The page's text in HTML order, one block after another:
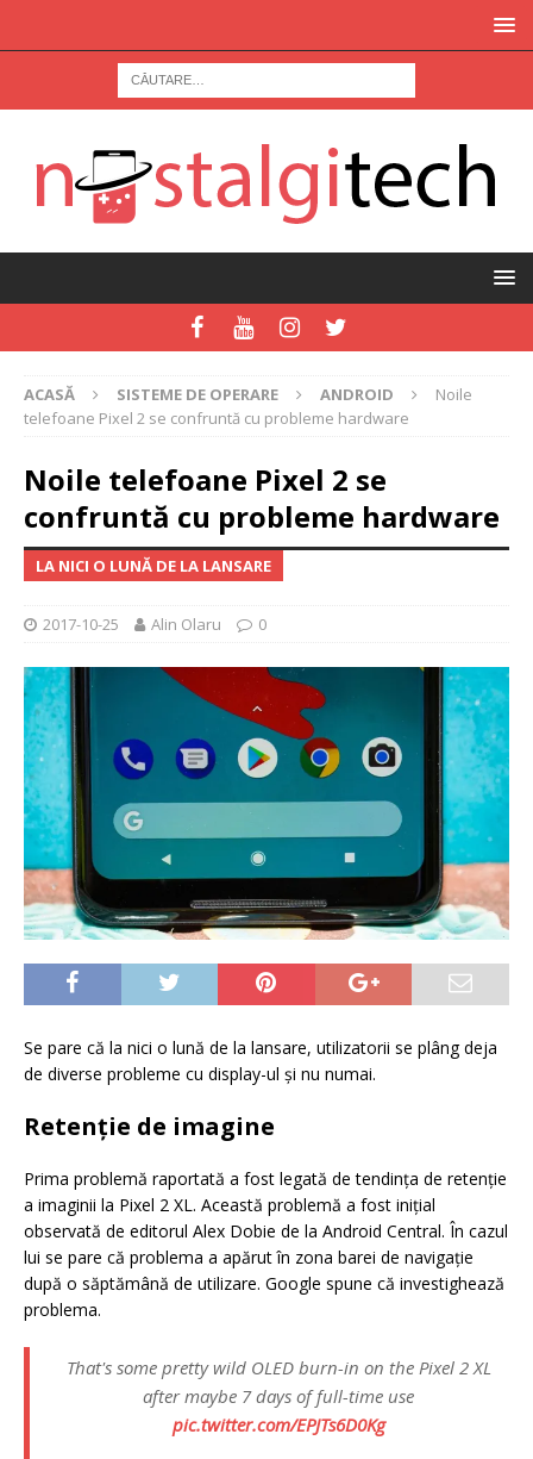
ACASĂ SISTEME DE OPERARE ANDROID
Noile
telefoane Pixel 2 se confruntă cu probleme hardware
Noile telefoane Pixel 2 se
confruntă cu probleme hardware
LA NICI O LUNĂ DE LA LANSARE
2017-10-25 Alin Olaru 0
Se pare că la nici o lună de la lansare, utilizatorii se plâng deja
de diverse probleme cu display-ul şi nu numai.
Retenţie de imagine
Prima problemă raportată a fost legată de tendinţa de retenţie
a imaginii la Pixel 2 XL. Această problemă a fost iniţial
observată de editorul Alex Dobie de la Android Central. În cazul
lui se pare că problema a apărut în zona barei de navigaţie
după o săptămână de utilizare. Google spune că investighează
problema.
That's some pretty wild OLED burn-in on the Pixel 2 XL
after maybe 7 days of full-time use
pic.twitter.com/EPJTs6D0Kg